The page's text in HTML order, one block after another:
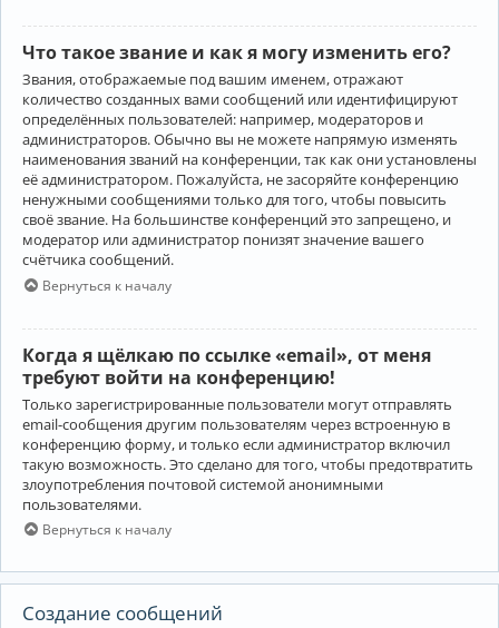
Что такое звание и как я могу изменить его?
Звания, отображаемые под вашим именем, отражают
количество созданных вами сообщений или идентифицируют
определённых пользователей: например, модераторов и
администраторов. Обычно вы не можете напрямую изменять
наименования званий на конференции, так как они установлены
её администратором. Пожалуйста, не засоряйте конференцию
ненужными сообщениями только для того, чтобы повысить
своё звание. На большинстве конференций это запрещено, и
модератор или администратор понизят значение вашего
счётчика сообщений.
Вернуться к началу
Когда я щёлкаю по ссылке «email», от меня
требуют войти на конференцию!
Только зарегистрированные пользователи могут отправлять
email-сообщения другим пользователям через встроенную в
конференцию форму, и только если администратор включил
такую возможность. Это сделано для того, чтобы предотвратить
злоупотребления почтовой системой анонимными
пользователями.
Вернуться к началу
Создание сообщений